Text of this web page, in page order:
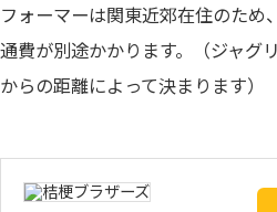
フォーマーは関東近郊在住のため
通費が別途かかります。（ジャグ
からの距離によって決まります）